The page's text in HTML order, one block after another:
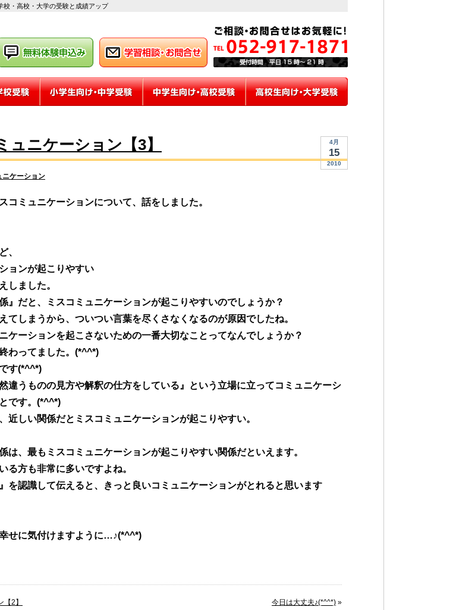
校・高校・大学の受験と成績アップ
4月
15
2010
ュニケーション【3】
ニケーション
コミュニケーションについて、話をしました。
、
ョンが起こりやすい
しました。
』だと、ミスコミュニケーションが起こりやすいのでしょうか？
てしまうから、ついつい言葉を尽くさなくなるのが原因でしたね。
ケーションを起こさないための一番大切なことってなんでしょうか？
わってました。(*^^*)
す(*^^*)
違うものの見方や解釈の仕方をしている』という立場に立ってコミュニケーシ
です。(*^^*)
近しい関係だとミスコミュニケーションが起こりやすい。
は、最もミスコミュニケーションが起こりやすい関係だといえます。
る方も非常に多いですよね。
を認識して伝えると、きっと良いコミュニケーションがとれると思います
せに気付けますように…♪(*^^*)
【2】 今日は大丈夫♪(*^^*) »